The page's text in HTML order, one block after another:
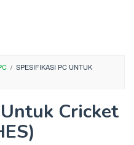
/ SPESIFIKASI PC UNTUK
Cricket